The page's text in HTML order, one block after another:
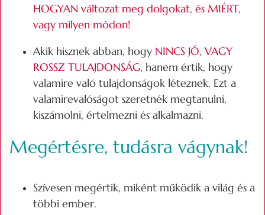
HOGYAN változat meg dolgokat, és MIÉRT,
vagy milyen módon!
Akik hisznek abban, hogy NINCS JÓ, VAGY
ROSSZ TULAJDONSÁG, hanem értik, hogy
valamire való tulajdonságok léteznek. Ezt a
valamirevalóságot szeretnék megtanulni,
kiszámolni, értelmezni és alkalmazni.
Megértésre, tudásra vágynak!
Szívesen megértik, miként működik a világ és a
többi ember.